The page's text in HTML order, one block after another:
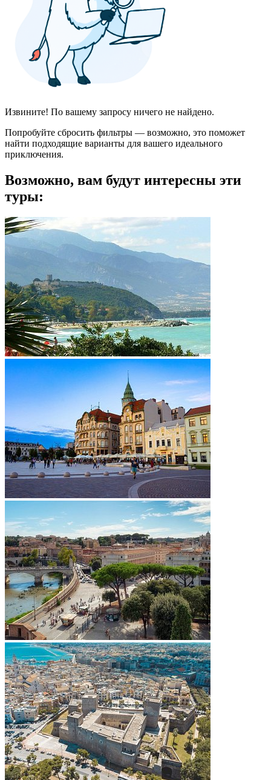
Извините! По вашему запросу ничего не найдено.
Попробуйте сбросить фильтры — возможно, это поможет
найти подходящие варианты для вашего идеального
приключения.
Возможно, вам будут интересны эти
туры: